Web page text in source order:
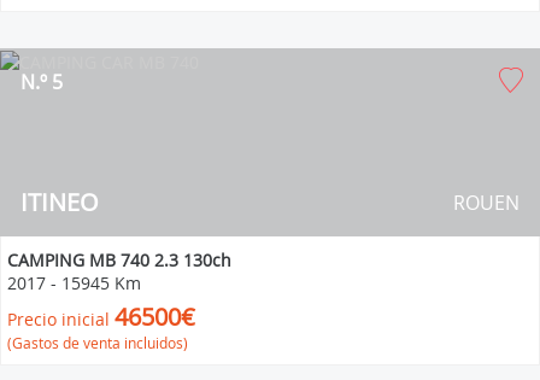
ITINEO
N.º 5
ROUEN
CAMPING MB 740 2.3 130ch
2017 - 15945 Km
Precio inicial 46500€
(Gastos de venta incluidos)